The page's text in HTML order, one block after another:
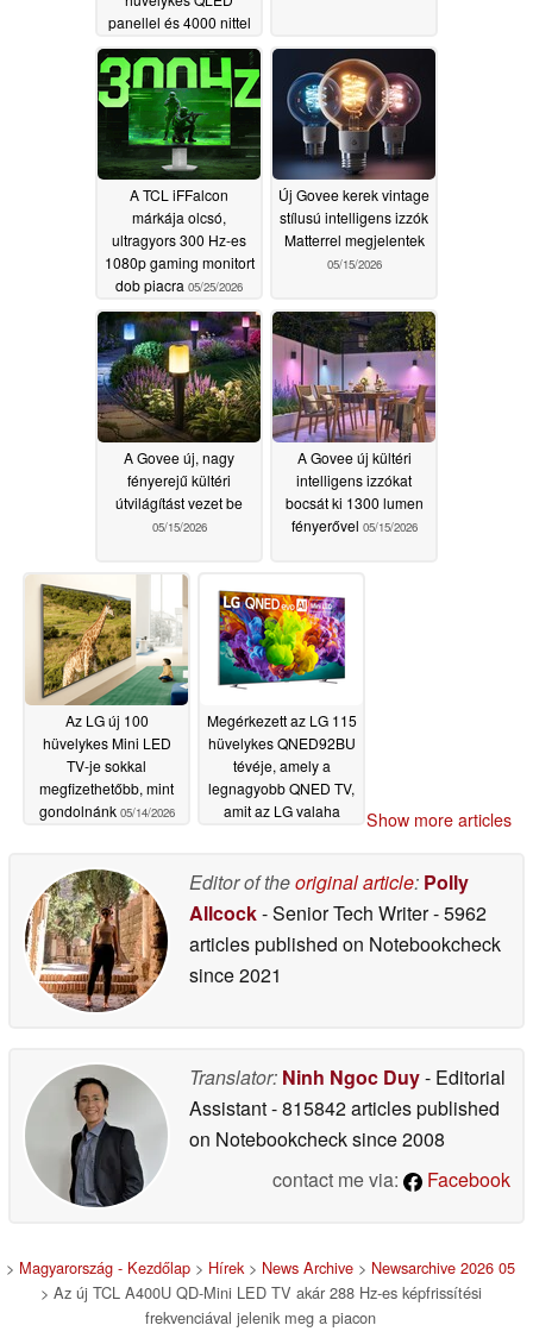
panellel és 4000 nittel
06/11/2026
A TCL iFFalcon
márkája olcsó,
ultragyors 300 Hz-es
1080p gaming monitort
dob piacra 05/25/2026
Új Govee kerek vintage
stílusú intelligens izzók
Matterrel megjelentek
05/15/2026
A Govee új, nagy
fényerejű kültéri
útvilágítást vezet be
05/15/2026
A Govee új kültéri
intelligens izzókat
bocsát ki 1300 lumen
fényerővel 05/15/2026
Az LG új 100
hüvelykes Mini LED
TV-je sokkal
megfizethetőbb, mint
gondolnánk 05/14/2026
Megérkezett az LG 115
hüvelykes QNED92BU
tévéje, amely a
legnagyobb QNED TV,
amit az LG valaha
Show more articles
Editor of theoriginal article: Polly
Allcock- Senior Tech Writer- 5962
articles published on Notebookcheck
since 2021
Translator: Ninh Ngoc Duy- Editorial
Assistant- 815842 articles published
on Notebookchecksince 2008
contact me via:
Facebook
> Magyarország - Kezdőlap > Hírek> News Archive > Newsarchive 2026 05
> Az új TCL A400U QD-Mini LED TV akár 288 Hz-es képfrissítési
frekvenciával jelenik meg a piacon